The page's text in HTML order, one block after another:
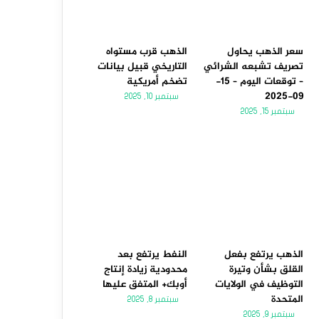
سعر الذهب يحاول
تصريف تشبعه الشرائي
– توقعات اليوم – 15-
09-2025
سبتمبر 15, 2025
الذهب قرب مستواه
التاريخي قبيل بيانات
تضخم أمريكية
سبتمبر 10, 2025
الذهب يرتفع بفعل
القلق بشأن وتيرة
التوظيف في الولايات
المتحدة
سبتمبر 9, 2025
النفط يرتفع بعد
محدودية زيادة إنتاج
أوبك+ المتفق عليها
سبتمبر 8, 2025